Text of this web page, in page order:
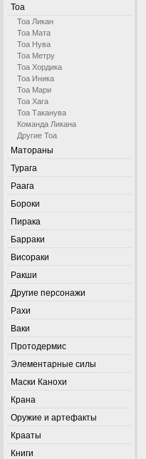
Тоа
Тоа Ликан
Тоа Мата
Тоа Нува
Тоа Метру
Тоа Хордика
Тоа Иника
Тоа Мари
Тоа Хага
Тоа Таканува
Команда Ликана
Другие Тоа
Матораны
Турага
Раага
Бороки
Пирака
Барраки
Висораки
Ракши
Другие персонажи
Рахи
Ваки
Протодермис
Элементарные силы
Маски Канохи
Крана
Оружие и артефакты
Крааты
Книги